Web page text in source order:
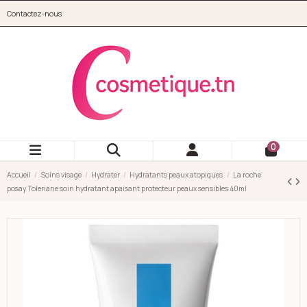
Contactez-nous
0
Accueil Soins visage Hydrater Hydratants peaux atopiques
La roche
posay Toleriane soin hydratant apaisant protecteur peaux sensibles 40ml